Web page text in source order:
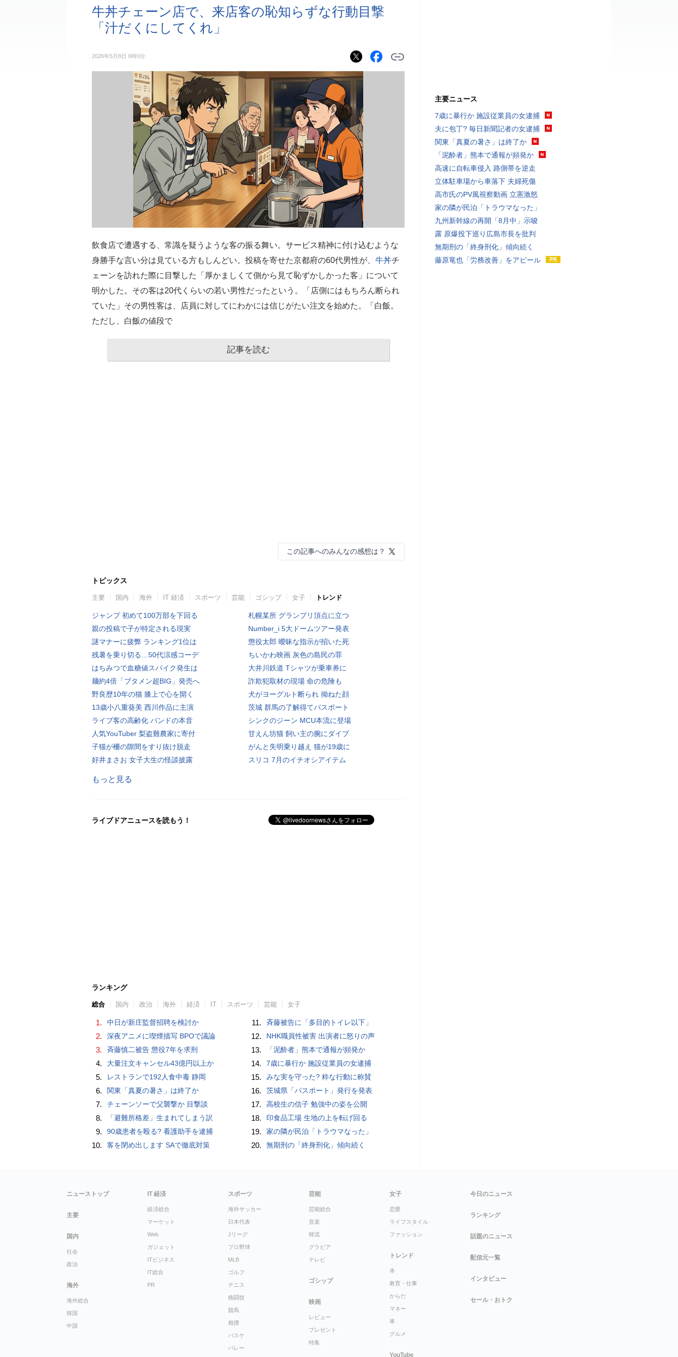
牛丼チェーン店で、来店客の恥知らずな行動目撃
「汁だくにしてくれ」
2026年5月8日 6時0分
飲食店で遭遇する、常識を疑うような客の振る舞い。サービス精神に付け込むような
身勝手な言い分は見ている方もしんどい。投稿を寄せた京都府の60代男性が、 牛丼チ
ェーンを訪れた際に目撃した「厚かましくて側から見て恥ずかしかった客」について
明かした。その客は20代くらいの若い男性だったという。「店側にはもちろん断られ
ていた」その男性客は、店員に対してにわかには信じがたい注文を始めた。「白飯。
ただし、白飯の値段で
記事を読む
この記事へのみんなの感想は？
トピックス
主要 国内 海外 IT 経済 スポーツ 芸能 ゴシップ 女子 トレンド
ジャンプ 初めて100万部を下回る
親の投稿で子が特定される現実
謎マナーに疲弊 ランキング1位は
残暑を乗り切る…50代涼感コーデ
はちみつで血糖値スパイク発生は
麺約4倍「ブタメン超BIG」発売へ
野良歴10年の猫 膝上で心を開く
13歳小八重葵美 西川作品に主演
ライブ客の高齢化 バンドの本音
人気YouTuber 梨盗難農家に寄付
子猫が柵の隙間をすり抜け脱走
好井まさお 女子大生の怪談披露
札幌某所 グランプリ頂点に立つ
Number_i 5大ドームツアー発表
懲役太郎 曖昧な指示が招いた死
ちいかわ映画 灰色の島民の罪
大井川鉄道 Tシャツが乗車券に
詐欺犯取材の現場 命の危険も
犬がヨーグルト断られ 拗ねた顔
茨城 群馬の了解得てパスポート
シンクのジーン MCU本流に登場
甘えん坊猫 飼い主の腕にダイブ
がんと失明乗り越え 猫が19歳に
スリコ 7月のイチオシアイテム
もっと見る
ライブドアニュースを読もう！
ランキング
総合 国内 政治 海外 経済 IT スポーツ 芸能 女子
1. 中日が新庄監督招聘を検討か
2. 深夜アニメに喫煙描写 BPOで議論
3. 斉藤慎二被告 懲役7年を求刑
4. 大量注文キャンセル43億円以上か
5. レストランで192人食中毒 静岡
6. 関東「真夏の暑さ」は終了か
7. チェーンソーで父襲撃か 目撃談
8. 「避難所格差」生まれてしまう訳
9. 90歳患者を殴る? 看護助手を逮捕
10. 客を閉め出します SAで徹底対策
11. 斉藤被告に「多目的トイレ以下」
12. NHK職員性被害 出演者に怒りの声
13. 「泥酔者」熊本で通報が頻発か
14. 7歳に暴行か 施設従業員の女逮捕
15. みな実を守った? 粋な行動に称賛
16. 茨城県「パスポート」発行を発表
17. 高校生の信子 勉強中の姿を公開
18. 印食品工場 生地の上を転げ回る
19. 家の隣が民泊「トラウマなった」
20. 無期刑の「終身刑化」傾向続く
主要ニュース
7歳に暴行か 施設従業員の女逮捕
夫に包丁? 毎日新聞記者の女逮捕
関東「真夏の暑さ」は終了か
「泥酔者」熊本で通報が頻発か
高速に自転車侵入 路側帯を逆走
立体駐車場から車落下 夫婦死傷
高市氏のPV風視察動画 立憲激怒
家の隣が民泊「トラウマなった」
九州新幹線の再開「8月中」示唆
露 原爆投下巡り広島市長を批判
無期刑の「終身刑化」傾向続く
藤原竜也「労務改善」をアピール
ニューストップ
主要
国内
社会
政治
海外
海外総合
韓国
中国
IT 経済
経済総合
マーケット
Web
ガジェット
ITビジネス
IT総合
PR
スポーツ
海外サッカー
日本代表
Jリーグ
プロ野球
MLB
ゴルフ
テニス
格闘技
競馬
相撲
バスケ
バレー
芸能
芸能総合
音楽
韓流
グラビア
テレビ
ゴシップ
映画
レビュー
プレゼント
特集
女子
恋愛
ライフスタイル
ファッション
トレンド
本
教育・仕事
からだ
マネー
車
グルメ
YouTube
今日のニュース
ランキング
話題のニュース
配信元一覧
インタビュー
セール・おトク